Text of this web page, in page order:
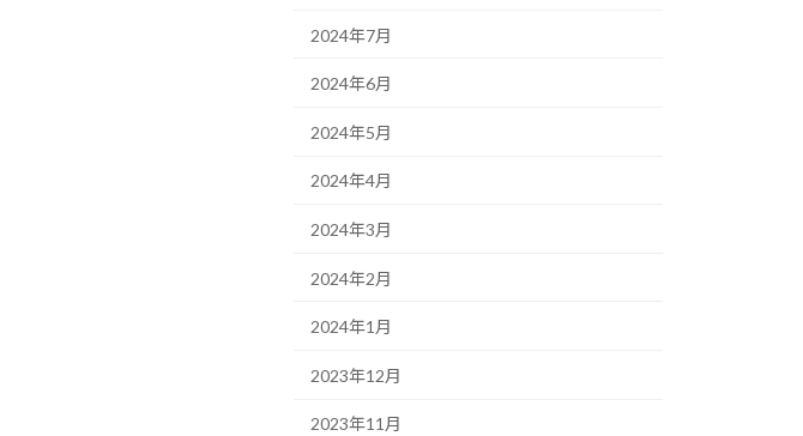
2024年7月
2024年6月
2024年5月
2024年4月
2024年3月
2024年2月
2024年1月
2023年12月
2023年11月